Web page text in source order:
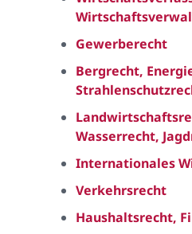
Gewerberecht
Bergrecht,
Wasserrecht,
Internationales
Verkehrsrecht
Haushaltsrecht,